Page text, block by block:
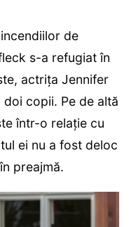
de
s-a refugiat în
actrița Jennifer
doi copii. Pe de altă
într-o relație cu
ei nu a fost deloc
preajmă.